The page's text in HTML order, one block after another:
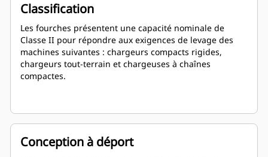
Classification
Les fourches présentent une capacité nominale de
Classe II pour répondre aux exigences de levage des
machines suivantes : chargeurs compacts rigides,
chargeurs tout-terrain et chargeuses à chaînes
compactes.
Conception à déport